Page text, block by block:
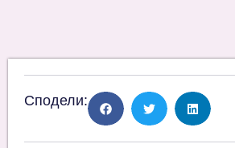
Сподели: